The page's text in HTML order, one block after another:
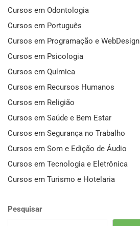
Cursos em Odontologia
Cursos em Português
Cursos em Programação e WebDesign
Cursos em Psicologia
Cursos em Química
Cursos em Recursos Humanos
Cursos em Religião
Cursos em Saúde e Bem Estar
Cursos em Segurança no Trabalho
Cursos em Som e Edição de Áudio
Cursos em Tecnologia e Eletrônica
Cursos em Turismo e Hotelaria
Pesquisar